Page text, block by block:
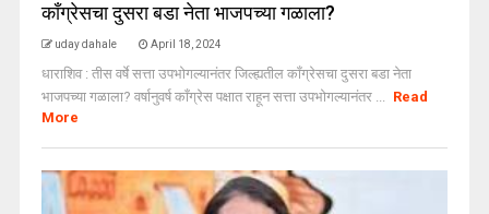
कॉंग्रेसचा दुसरा बडा नेता भाजपच्या गळाला?
uday dahale April 18, 2024
धाराशिव : तीस वर्षे सत्ता उपभोगल्यानंतर जिल्ह्यतील कॉंग्रेसचा दुसरा बडा नेता
भाजपच्या गळाला? वर्षानुवर्ष काँग्रेस पक्षात राहून सत्ता उपभोगल्यानंतर ... Read
More